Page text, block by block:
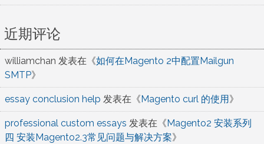
近期评论
williamchan 发表在《如何在Magento 2中配置Mailgun
SMTP》
essay conclusion help 发表在《Magento curl 的使用》
professional custom essays 发表在《Magento2 安装系列
四 安装Magento2.3常见问题与解决方案》